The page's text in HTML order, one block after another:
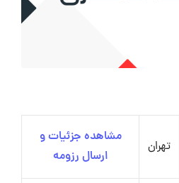
تهران
مشاهده جزئیات و
ارسال رزومه